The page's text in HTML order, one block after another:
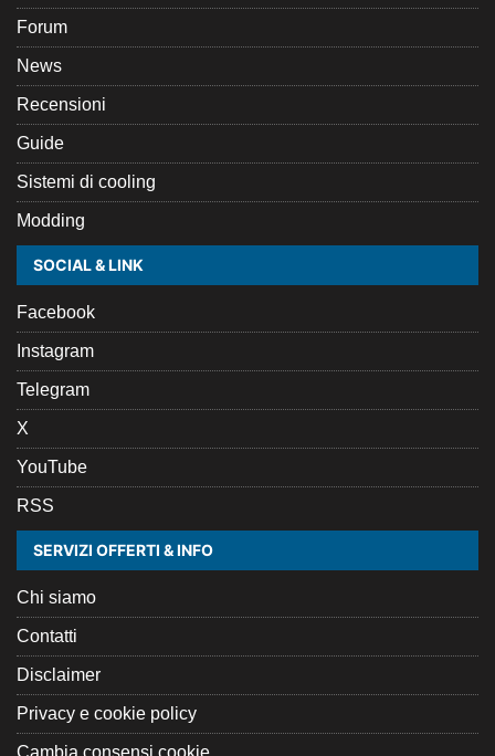
Forum
News
Recensioni
Guide
Sistemi di cooling
Modding
SOCIAL & LINK
Facebook
Instagram
Telegram
X
YouTube
RSS
SERVIZI OFFERTI & INFO
Chi siamo
Contatti
Disclaimer
Privacy e cookie policy